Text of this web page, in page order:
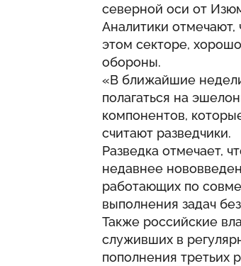
северной оси от
Аналитики
этом секторе,
обороны.
«В ближайшие
полагаться на
компонентов,
считают разведчики.
Разведка отмечает,
недавнее
работающих по
выполнения задач
Также российские
служивших в
пополнения третьих